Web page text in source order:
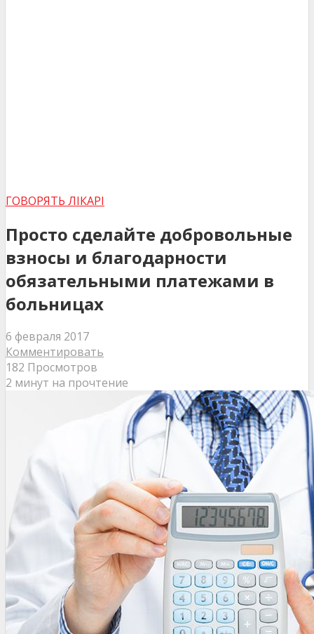
ГОВОРЯТЬ ЛІКАРІ
Просто сделайте добровольные
взносы и благодарности
обязательными платежами в
больницах
6 февраля 2017
Комментировать
182 Просмотров
2 минут на прочтение